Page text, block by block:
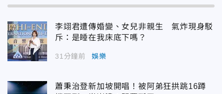
李翊君遭傳婚變、女兒非親生 氣炸現身駁
斥：是睡在我床底下嗎？
31分鐘前 娛樂
蕭秉治登新加坡開唱！被阿弟狂拱跳16蹲